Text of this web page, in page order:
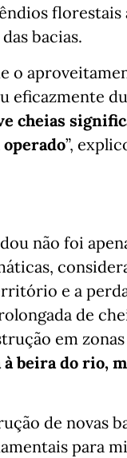
bacias.
o
eficazmente
cheias
operado”,
não foi
e a
de
em
beira do rio,
de novas
para